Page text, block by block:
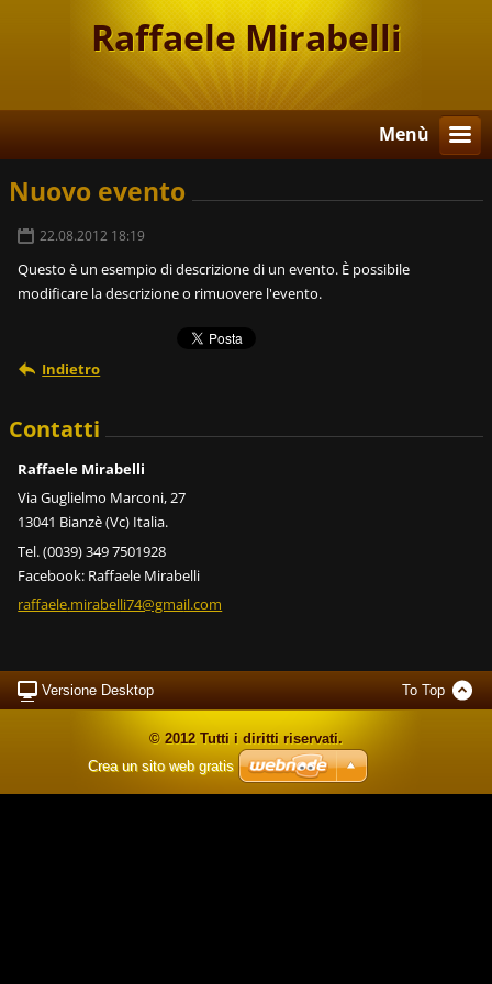
Raffaele Mirabelli
Menù
Nuovo evento
22.08.2012 18:19
Questo è un esempio di descrizione di un evento. È possibile
modificare la descrizione o rimuovere l'evento.
Indietro
Contatti
Raffaele Mirabelli
Via Guglielmo Marconi, 27
13041 Bianzè (Vc) Italia.
Tel. (0039) 349 7501928
Facebook: Raffaele Mirabelli
raffaele.mirabelli74@gmail.com
Versione Desktop To Top
© 2012 Tutti i diritti riservati.
Crea un sito web gratis